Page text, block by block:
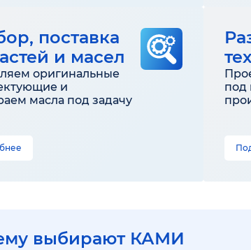
поставка
и масел
оригинальные
и
масла под задачу
под
выбирают КАМИ